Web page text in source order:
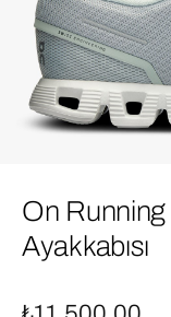
On
Ayakkabısı